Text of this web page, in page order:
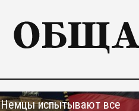
Немцы испытывают все